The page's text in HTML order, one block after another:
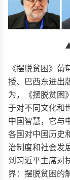
《摆脱贫困》
授、巴西东进出
为，《摆脱贫困
于对不同文化和
中国智慧，它与
各国对中国历史
治制度和社会发
到习近平主席对
界：摆脱贫困的